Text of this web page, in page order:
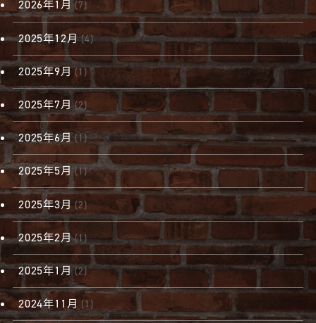
2026年1月 (7)
2025年12月(4)
2025年9月(1)
2025年7月 (2)
2025年6月(1)
2025年5月 (1)
2025年3月(2)
2025年2月(1)
2025年1月(2)
2024年11月 (1)